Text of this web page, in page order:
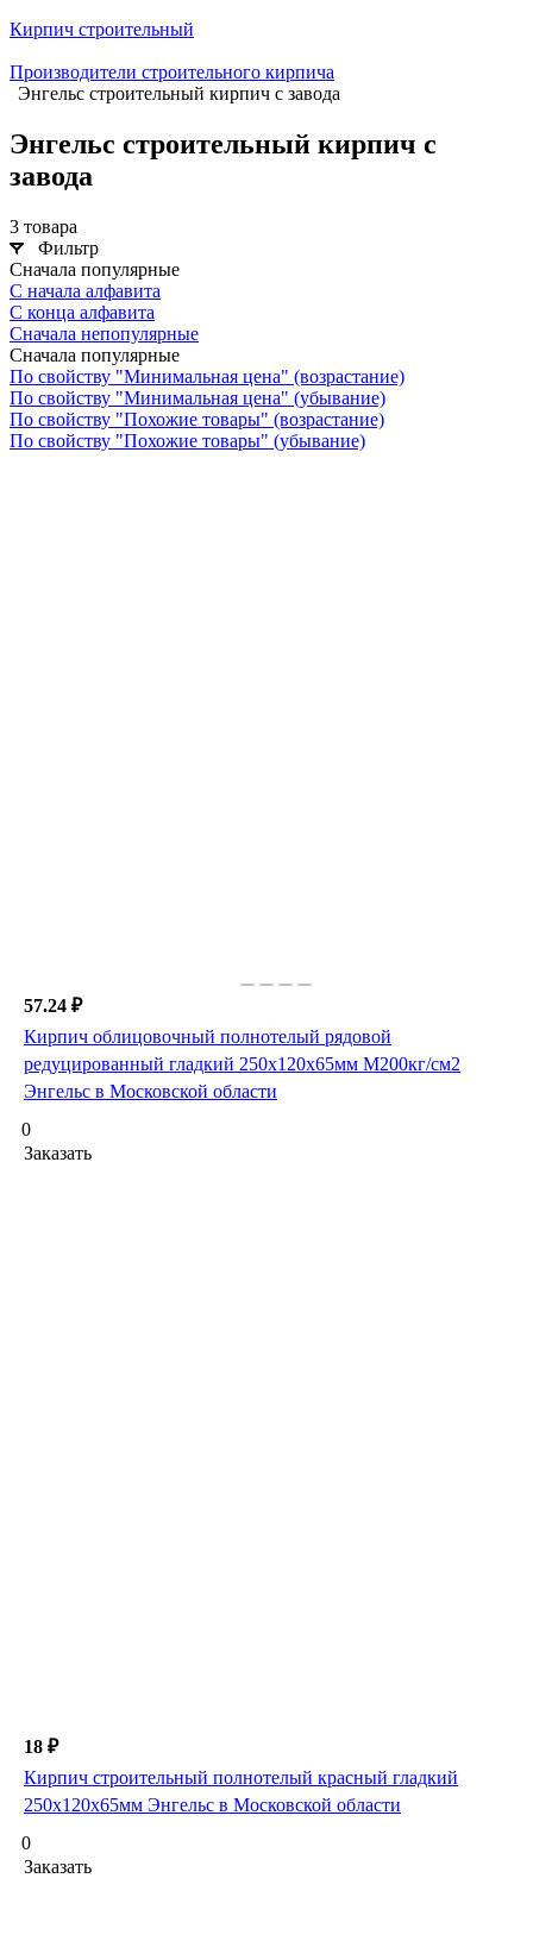
Кирпич строительный
Производители строительного кирпича
Энгельс строительный кирпич с завода
Энгельс строительный кирпич с
завода
3 товара
Фильтр
Сначала популярные
С начала алфавита
С конца алфавита
Сначала непопулярные
Сначала популярные
По свойству "Минимальная цена" (возрастание)
По свойству "Минимальная цена" (убывание)
По свойству "Похожие товары" (возрастание)
По свойству "Похожие товары" (убывание)
57.24 ₽
Кирпич облицовочный полнотелый рядовой
редуцированный гладкий 250х120х65мм М200кг/см2
Энгельс в Московской области
0
Заказать
18 ₽
Кирпич строительный полнотелый красный гладкий
250х120х65мм Энгельс в Московской области
0
Заказать